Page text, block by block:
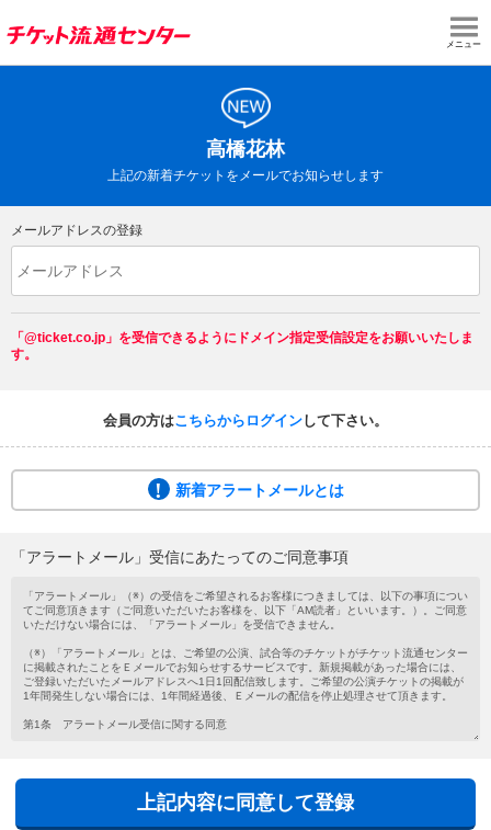
メニュー
高橋花林
上記の新着チケットをメールでお知らせします
メールアドレスの登録
「@ticket.co.jp」を受信できるようにドメイン指定受信設定をお願いいたしま
す。
会員の方はこちらからログイン して下さい。
新着アラートメールとは
会員登録がお済みでない方もメールアドレスを登録するだけで気軽にご利用い
ただけます。
たメールアドレスへ1日1回配信されます。
「アラートメール」受信にあたってのご同意事項
上記内容に同意して登録